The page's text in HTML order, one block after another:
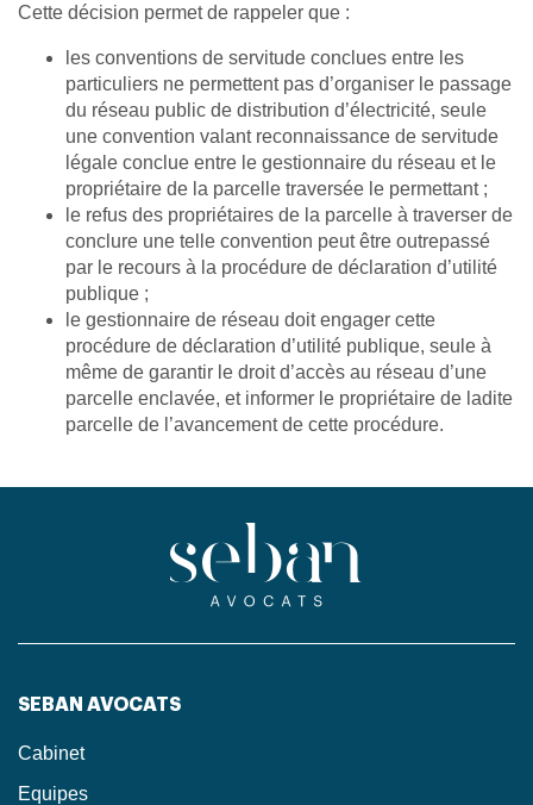
Cette décision permet de rappeler que :
les conventions de servitude conclues entre les
particuliers ne permettent pas d’organiser le passage
du réseau public de distribution d’électricité, seule
une convention valant reconnaissance de servitude
légale conclue entre le gestionnaire du réseau et le
propriétaire de la parcelle traversée le permettant ;
le refus des propriétaires de la parcelle à traverser de
conclure une telle convention peut être outrepassé
par le recours à la procédure de déclaration d’utilité
publique ;
le gestionnaire de réseau doit engager cette
procédure de déclaration d’utilité publique, seule à
même de garantir le droit d’accès au réseau d’une
parcelle enclavée, et informer le propriétaire de ladite
parcelle de l’avancement de cette procédure.
SEBAN AVOCATS
Cabinet
Equipes